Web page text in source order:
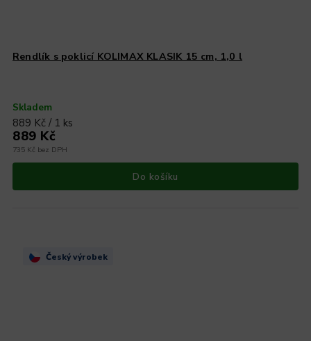
Rendlík s poklicí KOLIMAX KLASIK 15 cm, 1,0 l
Skladem
735 Kč bez DPH
889 Kč
889 Kč / 1 ks
Do košíku
Český výrobek